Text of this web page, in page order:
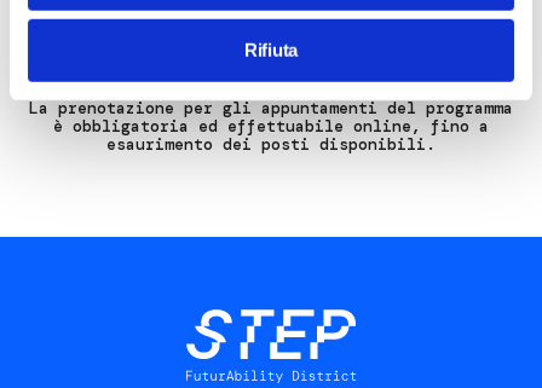
Rifiuta
La prenotazione per gli appuntamenti del programma
è obbligatoria ed effettuabile online, fino a
esaurimento dei posti disponibili.